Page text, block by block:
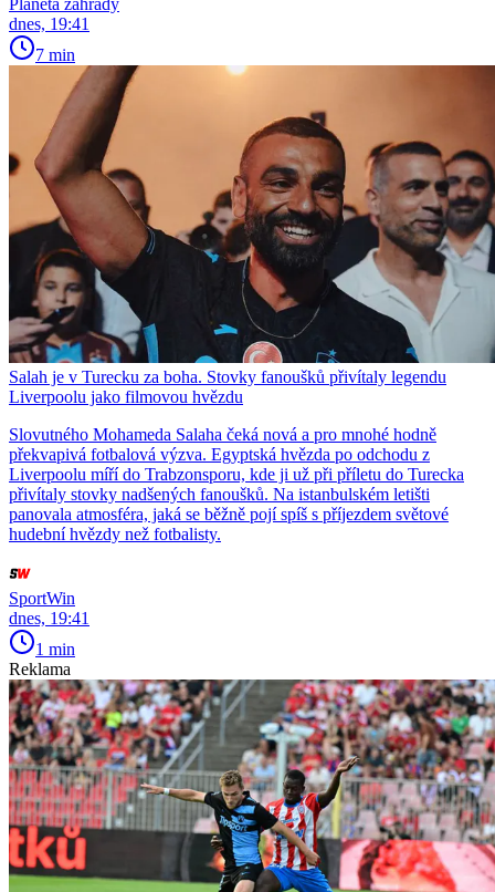
Planeta zahrady
dnes, 19:41
7 min
Salah je v Turecku za boha. Stovky fanoušků přivítaly legendu
Liverpoolu jako filmovou hvězdu
Slovutného Mohameda Salaha čeká nová a pro mnohé hodně
překvapivá fotbalová výzva. Egyptská hvězda po odchodu z
Liverpoolu míří do Trabzonsporu, kde ji už při příletu do Turecka
přivítaly stovky nadšených fanoušků. Na istanbulském letišti
panovala atmosféra, jaká se běžně pojí spíš s příjezdem světové
hudební hvězdy než fotbalisty.
SportWin
dnes, 19:41
1 min
Reklama